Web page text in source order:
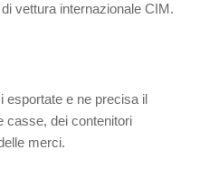
vettura internazionale CIM.
esportate e ne precisa il
casse, dei contenitori
merci.